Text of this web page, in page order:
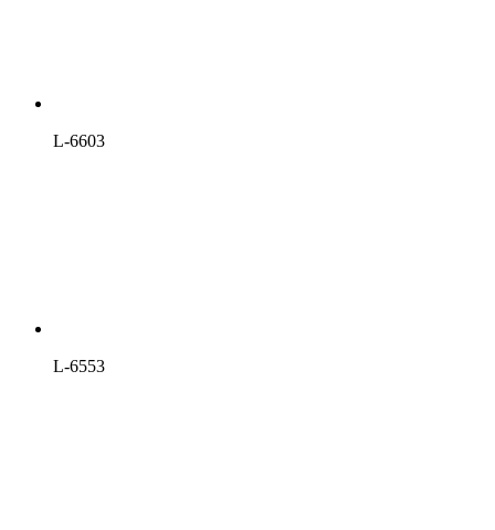
L-6603
L-6553